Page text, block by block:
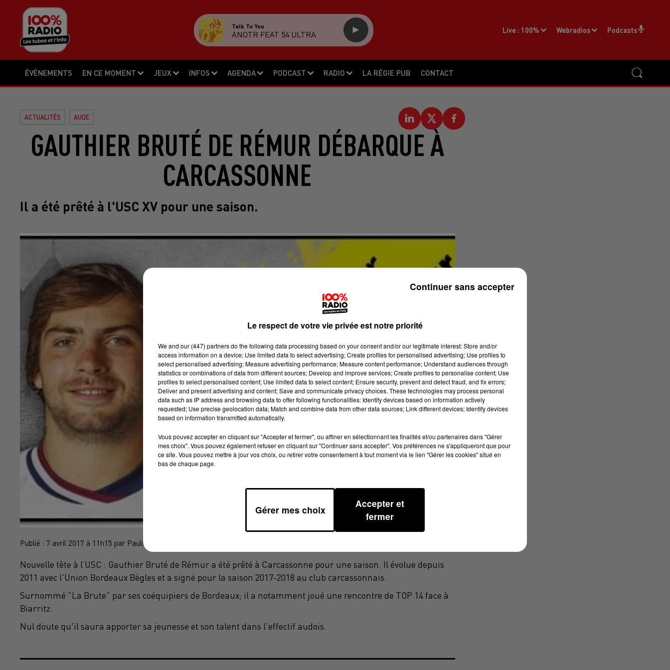
ÉVÉNEMENTS EN CE MOMENT JEUX INFOS AGENDA PODCAST RADIO LA RÉGIE PUB CONTACT
Live : 100% Webradios Podcasts
Talk To You
ANOTR FEAT 54 ULTRA
ACTUALITÉS AUDE
GAUTHIER BRUTÉ DE RÉMUR DÉBARQUE À
CARCASSONNE
Il a été prêté à l'USC XV pour une saison.
Publié : 7 avril 2017 à 11h15 par Pauline Schaller
Nouvelle tête à l’USC : Gauthier Bruté de Rémur a été prêté à Carcassonne pour une saison. Il évolue depuis
2011 avec l'Union Bordeaux Bègles et a signé pour la saison 2017-2018 au club carcassonnais.
Surnommé "La Brute" par ses coéquipiers de Bordeaux; il a notamment joué une rencontre de TOP 14 face à
Biarritz.
Nul doute qu'il saura apporter sa jeunesse et son talent dans l'effectif audois.
Le respect de votre vie privée est notre priorité
We and our (447) partnersdo the following data processing based on your consent and/or our legitimate interest: Store and/or
access information on a device; Use limited data to select advertising; Create profiles for personalised advertising; Use profiles to
select personalised advertising; Measure advertising performance; Measure content performance; Understand audiences through
statistics or combinations of data from different sources; Develop and improve services; Create profiles to personalise content; Use
profiles to select personalised content; Use limited data to select content; Ensure security, prevent and detect fraud, and fix errors;
Deliver and present advertising and content; Save and communicate privacy choices. These technologies may process personal
data such as IP address and browsing data to offer following functionalities: Identify devices based on information actively
requested; Use precise geolocation data; Match and combine data from other data sources; Link different devices; Identify devices
based on information transmitted automatically.
Vous pouvez accepter en cliquant sur "Accepter et fermer", ou affiner en sélectionnant les finalités et/ou partenaires dans "Gérer
mes choix". Vous pouvez également refuser en cliquant sur "Continuer sans accepter". Vos préférences ne s'appliqueront que pour
ce site. Vous pouvez mettre à jour vos choix, ou retirer votre consentement à tout moment via le lien "Gérer les cookies" situé en
bas de chaque page.
Gérer mes choix
Accepter et
fermer
Continuer sans accepter